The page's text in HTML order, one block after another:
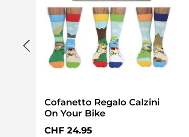
Cofanetto Regalo Calzini
On Your Bike
Prezzo normale:
CHF 24.95